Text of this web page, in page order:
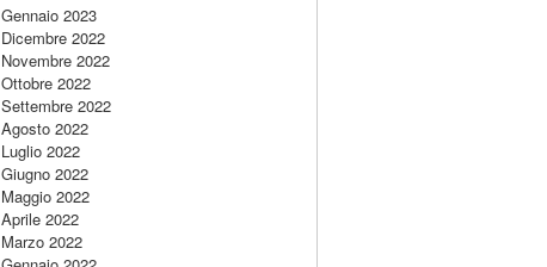
Gennaio 2023
Dicembre 2022
Novembre 2022
Ottobre 2022
Settembre 2022
Agosto 2022
Luglio 2022
Giugno 2022
Maggio 2022
Aprile 2022
Marzo 2022